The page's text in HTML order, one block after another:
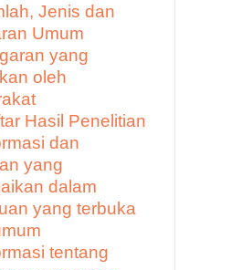
Jenis dan
Umum
yang
oleh
Hasil Penelitian
dan
yang
dalam
yang terbuka
tentang